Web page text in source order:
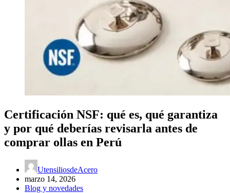
Certificación NSF: qué es, qué garantiza
y por qué deberías revisarla antes de
comprar ollas en Perú
UtensiliosdeAcero
marzo 14, 2026
Blog y novedades